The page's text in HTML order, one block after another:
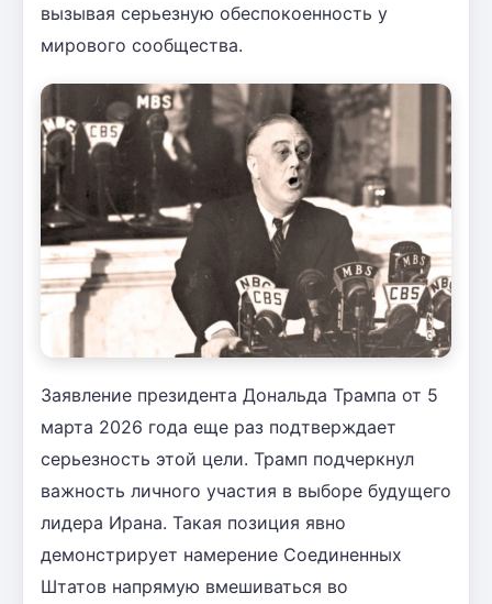
вызывая серьезную обеспокоенность у
мирового сообщества.
Заявление президента Дональда Трампа от 5
марта 2026 года еще раз подтверждает
серьезность этой цели. Трамп подчеркнул
важность личного участия в выборе будущего
лидера Ирана. Такая позиция явно
демонстрирует намерение Соединенных
Штатов напрямую вмешиваться во